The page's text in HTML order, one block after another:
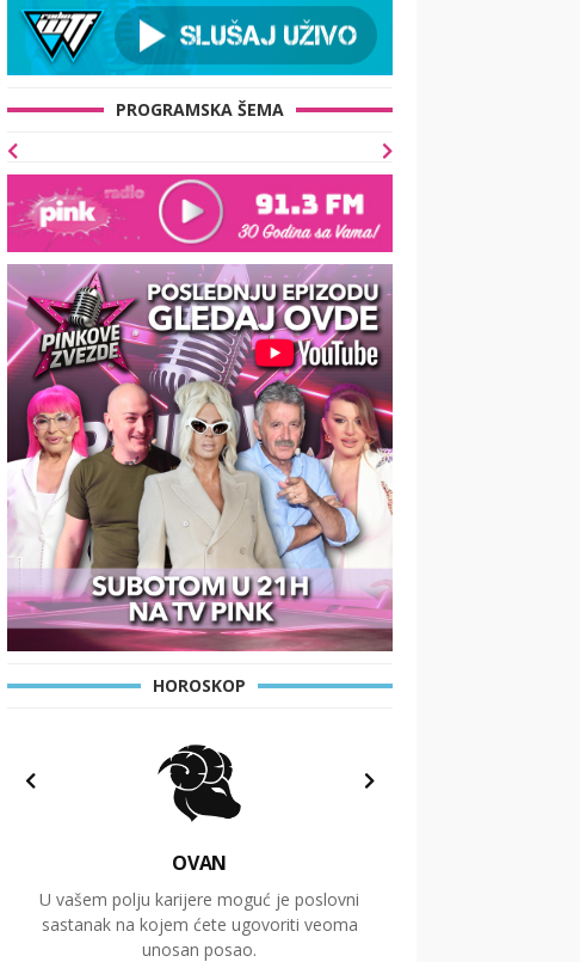
PROGRAMSKA ŠEMA
HOROSKOP
OVAN
U vašem polju karijere moguć je poslovni
sastanak na kojem ćete ugovoriti veoma
unosan posao.